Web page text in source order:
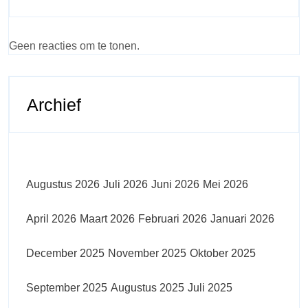
Geen reacties om te tonen.
Archief
Augustus 2026 Juli 2026 Juni 2026 Mei 2026
April 2026 Maart 2026 Februari 2026 Januari 2026
December 2025 November 2025 Oktober 2025
September 2025 Augustus 2025 Juli 2025